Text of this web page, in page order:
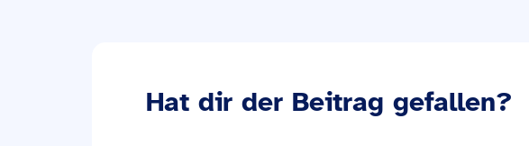
Hat dir der Beitrag gefallen?